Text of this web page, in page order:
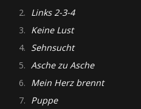
2. Links 2-3-4
3. Keine Lust
4. Sehnsucht
5. Asche zu Asche
6. Mein Herz brennt
7. Puppe